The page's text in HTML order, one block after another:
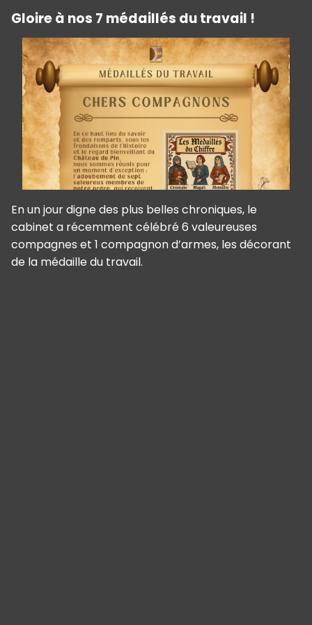
Gloire à nos 7 médaillés du travail !
En un jour digne des plus belles chroniques, le
cabinet a récemment célébré 6 valeureuses
compagnes et 1 compagnon d’armes, les décorant
de la médaille du travail.